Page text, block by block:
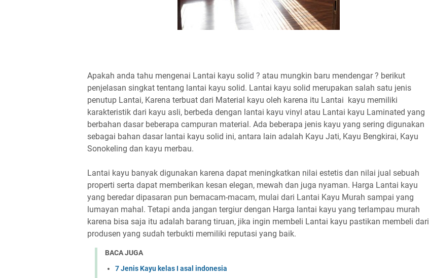
Apakah anda tahu mengenai Lantai kayu solid ? atau mungkin baru mendengar ? berikut
penjelasan singkat tentang lantai kayu solid. Lantai kayu solid merupakan salah satu jenis
penutup Lantai, Karena terbuat dari Material kayu oleh karena itu Lantai kayu memiliki
karakteristik dari kayu asli, berbeda dengan lantai kayu vinyl atau Lantai kayu Laminated yang
berbahan dasar beberapa campuran material. Ada beberapa jenis kayu yang sering digunakan
sebagai bahan dasar lantai kayu solid ini, antara lain adalah Kayu Jati, Kayu Bengkirai, Kayu
Sonokeling dan kayu merbau.
Lantai kayu banyak digunakan karena dapat meningkatkan nilai estetis dan nilai jual sebuah
properti serta dapat memberikan kesan elegan, mewah dan juga nyaman. Harga Lantai kayu
yang beredar dipasaran pun bemacam-macam, mulai dari Lantai Kayu Murah sampai yang
lumayan mahal. Tetapi anda jangan tergiur dengan Harga lantai kayu yang terlampau murah
karena bisa saja itu adalah barang tiruan, jika ingin membeli Lantai kayu pastikan membeli dari
produsen yang sudah terbukti memiliki reputasi yang baik.
BACA JUGA
7 Jenis Kayu kelas I asal indonesia